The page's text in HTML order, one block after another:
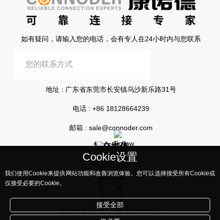
Cookie设置
我们使用Cookie来提供网站功能和改善浏览体验。您可以选择接受所有Cookie或
仅接受必要的Cookie。
接受全部
如有疑问，请输入您的电话，会有专人在24小时内与您联系
地址 : 广东省东莞市长安镇乌沙新乐路31号
电话 : +86 18128664239
邮箱 : sale@connoder.com
社交媒体
版权所有©Connoder康诺德所有